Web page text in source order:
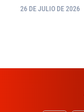
26 DE JULIO DE 2026